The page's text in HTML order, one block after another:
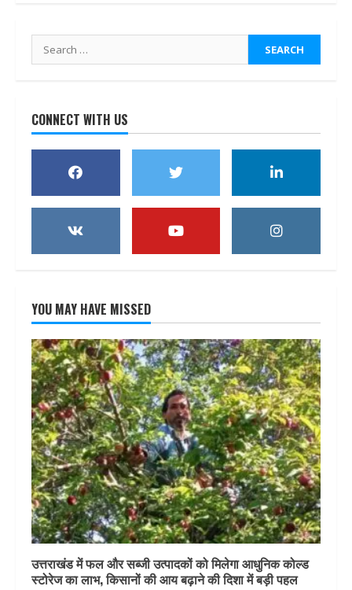
Search
for:
CONNECT WITH US
YOU MAY HAVE MISSED
उत्तराखंड में फल और सब्जी उत्पादकों को मिलेगा आधुनिक कोल्ड
स्टोरेज का लाभ, किसानों की आय बढ़ाने की दिशा में बड़ी पहल